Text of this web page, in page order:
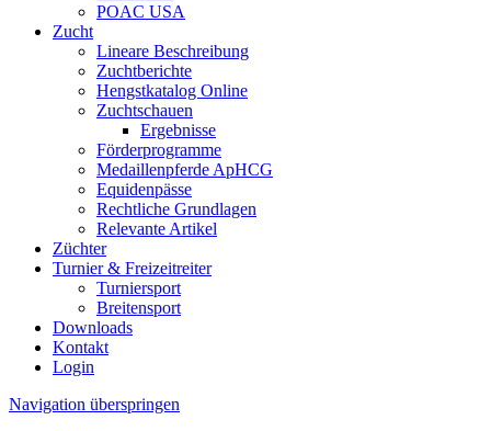
POAC USA
Zucht
Lineare Beschreibung
Zuchtberichte
Hengstkatalog Online
Zuchtschauen
Ergebnisse
Förderprogramme
Medaillenpferde ApHCG
Equidenpässe
Rechtliche Grundlagen
Relevante Artikel
Züchter
Turnier & Freizeitreiter
Turniersport
Breitensport
Downloads
Kontakt
Login
Navigation überspringen